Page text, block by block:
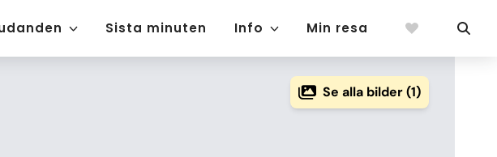
Sista minuten Info Min resa
Se alla bilder (1)